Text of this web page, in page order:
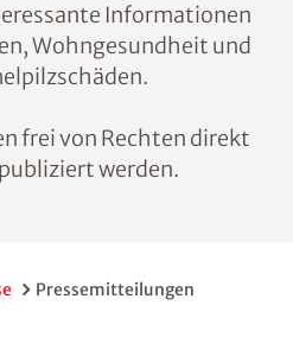
Informationen
Wohngesundheit und
frei von Rechten direkt
werden.
Pressemitteilungen